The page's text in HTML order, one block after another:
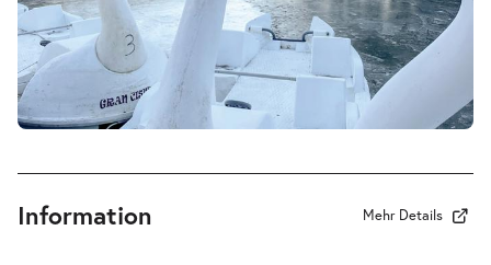
Werther & Lotte & Albert-
10.12.2026
Do. 10.12.2026
Tickets
Information Mehr Details